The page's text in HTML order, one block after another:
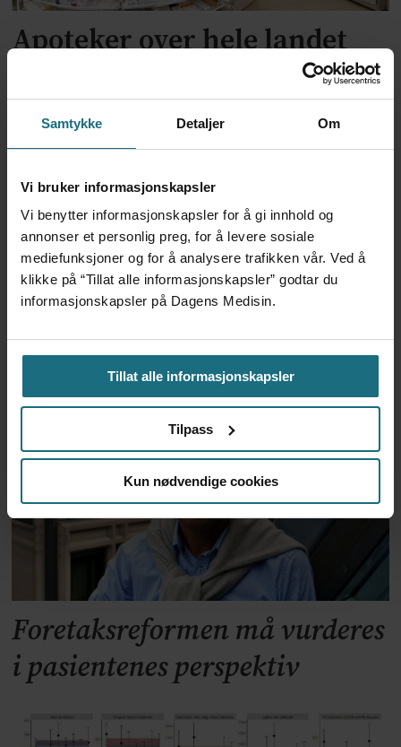
Samtykke Detaljer Om
Vi bruker informasjonskapsler
Vi benytter informasjonskapsler for å gi innhold og
annonser et personlig preg, for å levere sosiale
mediefunksjoner og for å analysere trafikken vår. Ved å
klikke på “Tillat alle informasjonskapsler” godtar du
informasjonskapsler på Dagens Medisin.
Tillat alle informasjonskapsler
Tilpass
Kun nødvendige cookies
Apoteker over hele landet
Kliniske studier kommer ikke
til land bare fordi de er gode på
forskning
Foretaksreformen må vurderes
i pasientenes perspektiv